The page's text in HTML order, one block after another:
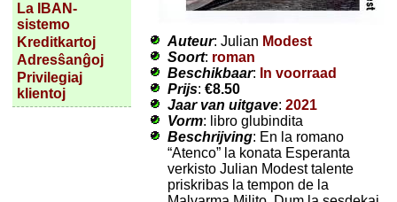
La IBAN-
sistemo
Kreditkartoj
Adresŝanĝoj
Privilegiaj
klientoj
Auteur: Julian Modest
Soort: roman
Beschikbaar: In voorraad
Prijs: €8.50
Jaar van uitgave: 2021
Vorm: libro glubindita
Beschrijving: En la romano
“Atenco” la konata Esperanta
verkisto Julian Modest talente
priskribas la tempon de la